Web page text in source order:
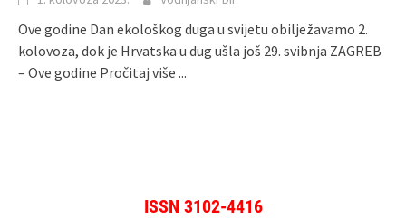
Ove godine Dan ekološkog duga u svijetu obilježavamo 2.
kolovoza, dok je Hrvatska u dug ušla još 29. svibnja ZAGREB
– Ove godine Pročitaj više ...
ISSN 3102-4416